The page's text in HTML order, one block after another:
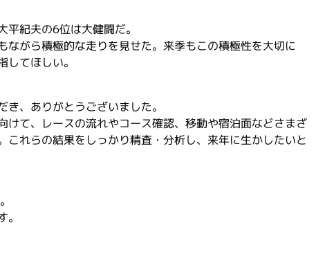
紀夫の6位は大健闘だ。
ながら積極的な走りを見せた。来季もこの積極性を大切に
てほしい。
、ありがとうございました。
けて、レースの流れやコース確認、移動や宿泊面などさまざ
これらの結果をしっかり精査・分析し、来年に生かしたいと